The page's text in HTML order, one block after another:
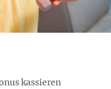
kassieren